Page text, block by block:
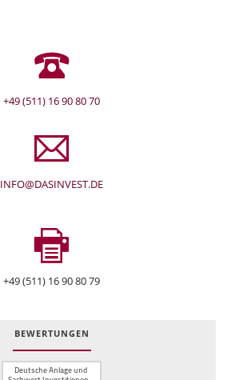
+49 (511) 16 90 80 70
INFO@DASINVEST.DE
+49 (511) 16 90 80 79
BEWERTUNGEN